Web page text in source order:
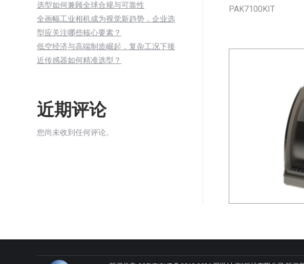
PAK7100KIT
选型如何兼顾全球合规与可靠性
全画幅工业相机成为视觉新趋势，企业选
型应关注哪些核心要素？
低空经济与高端制造崛起，复杂工况下接
近传感器如何精准选型？
近期评论
您尚未收到任何评论。